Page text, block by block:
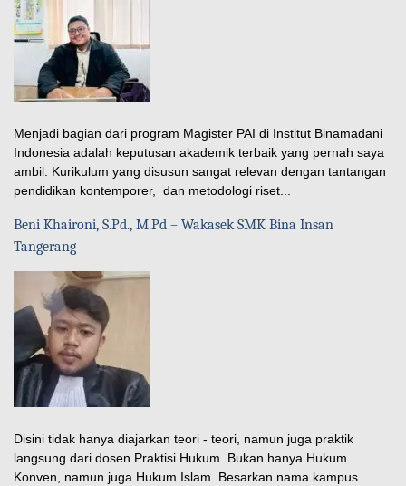
Menjadi bagian dari program Magister PAI di Institut Binamadani
Indonesia adalah keputusan akademik terbaik yang pernah saya
ambil. Kurikulum yang disusun sangat relevan dengan tantangan
pendidikan kontemporer, dan metodologi riset...
Beni Khaironi, S.Pd., M.Pd – Wakasek SMK Bina Insan
Tangerang
Disini tidak hanya diajarkan teori - teori, namun juga praktik
langsung dari dosen Praktisi Hukum. Bukan hanya Hukum
Konven, namun juga Hukum Islam. Besarkan nama kampus